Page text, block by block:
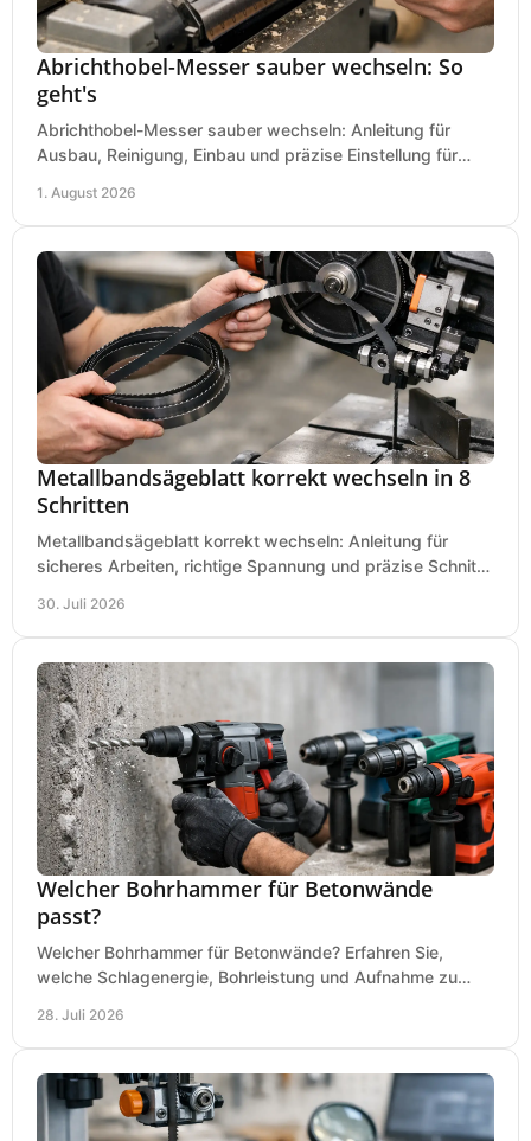
Abrichthobel-Messer sauber wechseln: So
geht's
Abrichthobel-Messer sauber wechseln: Anleitung für
Ausbau, Reinigung, Einbau und präzise Einstellung für
1. August 2026
Metallbandsägeblatt korrekt wechseln in 8
Schritten
Metallbandsägeblatt korrekt wechseln: Anleitung für
sicheres Arbeiten, richtige Spannung und präzise Schnitte
30. Juli 2026
Welcher Bohrhammer für Betonwände
passt?
Welcher Bohrhammer für Betonwände? Erfahren Sie,
welche Schlagenergie, Bohrleistung und Aufnahme zu
28. Juli 2026